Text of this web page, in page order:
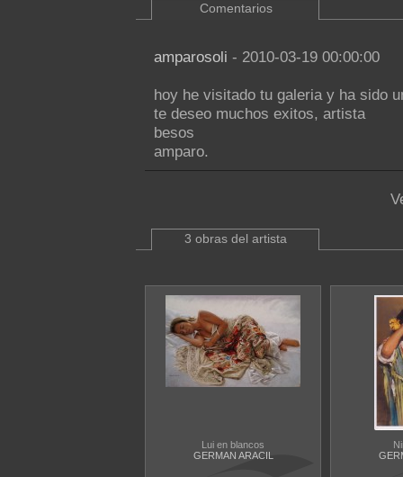
Comentarios
amparosoli - 2010-03-19 00:00:00
hoy he visitado tu galeria y ha sido
te deseo muchos exitos, artista
besos
amparo.
3 obras del artista
Lui en blancos
GERMAN ARACIL